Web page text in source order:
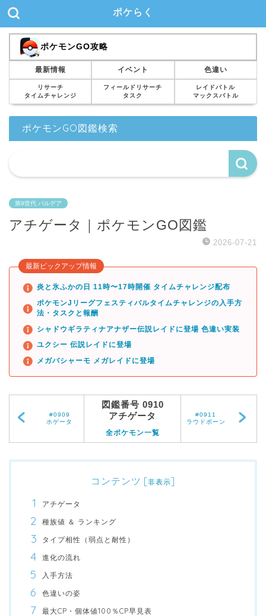
ポケらく
ポケモンGO攻略
最新情報 イベント 色違い
リサーチ
タイムチャレンジ
フィールドリサーチ
タスク
レイドバトル
マックスバトル
ポケモンGO図鑑検索
第9世代 パルデア
アチゲータ｜ポケモンGO図鑑
2026-07-21
最新ピックアップ情報
炎と氷ふかの日 11時〜17時開催 タイムチャレンジ配布
ポケモンJリーグフェスティバルタイムチャレンジの入手方
法・タスクと報酬
シャドウギラティナアナザー伝説レイドに登場 色違い実装
ユクシー 伝説レイドに登場
メガバシャーモ メガレイドに登場
#0909
ホゲータ
図鑑番号 0910
アチゲータ
全ポケモン一覧
#0911
ラウドボーン
コンテンツ [非表示]
アチゲータ
種族値 ＆ ランキング
タイプ相性（弱点と耐性）
進化の流れ
入手方法
色違いの姿
最大CP・個体値100％CP早見表